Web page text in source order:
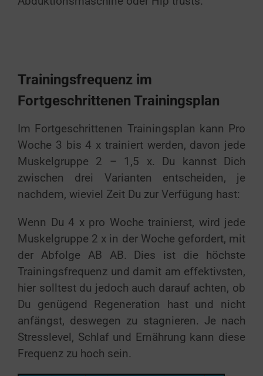
Trainingsfrequenz im
Fortgeschrittenen Trainingsplan
Im Fortgeschrittenen Trainingsplan kann Pro
Woche 3 bis 4 x trainiert werden, davon jede
Muskelgruppe 2 – 1,5 x. Du kannst Dich
zwischen drei Varianten entscheiden, je
nachdem, wieviel Zeit Du zur Verfügung hast:
Wenn Du 4 x pro Woche trainierst, wird jede
Muskelgruppe 2 x in der Woche gefordert, mit
der Abfolge AB AB. Dies ist die höchste
Trainingsfrequenz und damit am effektivsten,
hier solltest du jedoch auch darauf achten, ob
Du genügend Regeneration hast und nicht
anfängst, deswegen zu stagnieren. Je nach
Stresslevel, Schlaf und Ernährung kann diese
Frequenz zu hoch sein.